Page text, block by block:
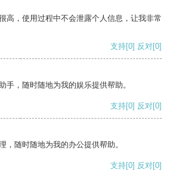
高，使用过程中不会泄露个人信息，让我非常
支持[0] 反对[0]
手，随时随地为我的娱乐提供帮助。
支持[0] 反对[0]
，随时随地为我的办公提供帮助。
支持[0] 反对[0]